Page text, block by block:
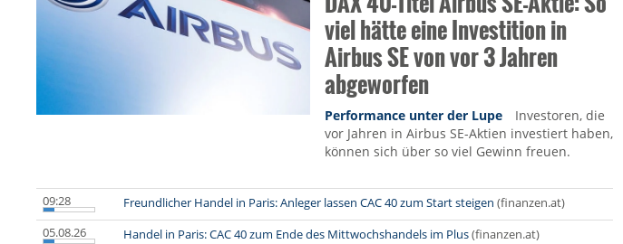
viel hätte eine Investition in
Airbus SE von vor 3 Jahren
abgeworfen
Performance unter der Lupe
Investoren, die
vor Jahren in Airbus SE-Aktien investiert haben,
können sich über so viel Gewinn freuen.
09:28 Freundlicher Handel in Paris: Anleger lassen CAC 40 zum Start steigen (finanzen.at)
05.08.26
Handel in Paris: CAC 40 zum Ende des Mittwochshandels im Plus(finanzen.at)